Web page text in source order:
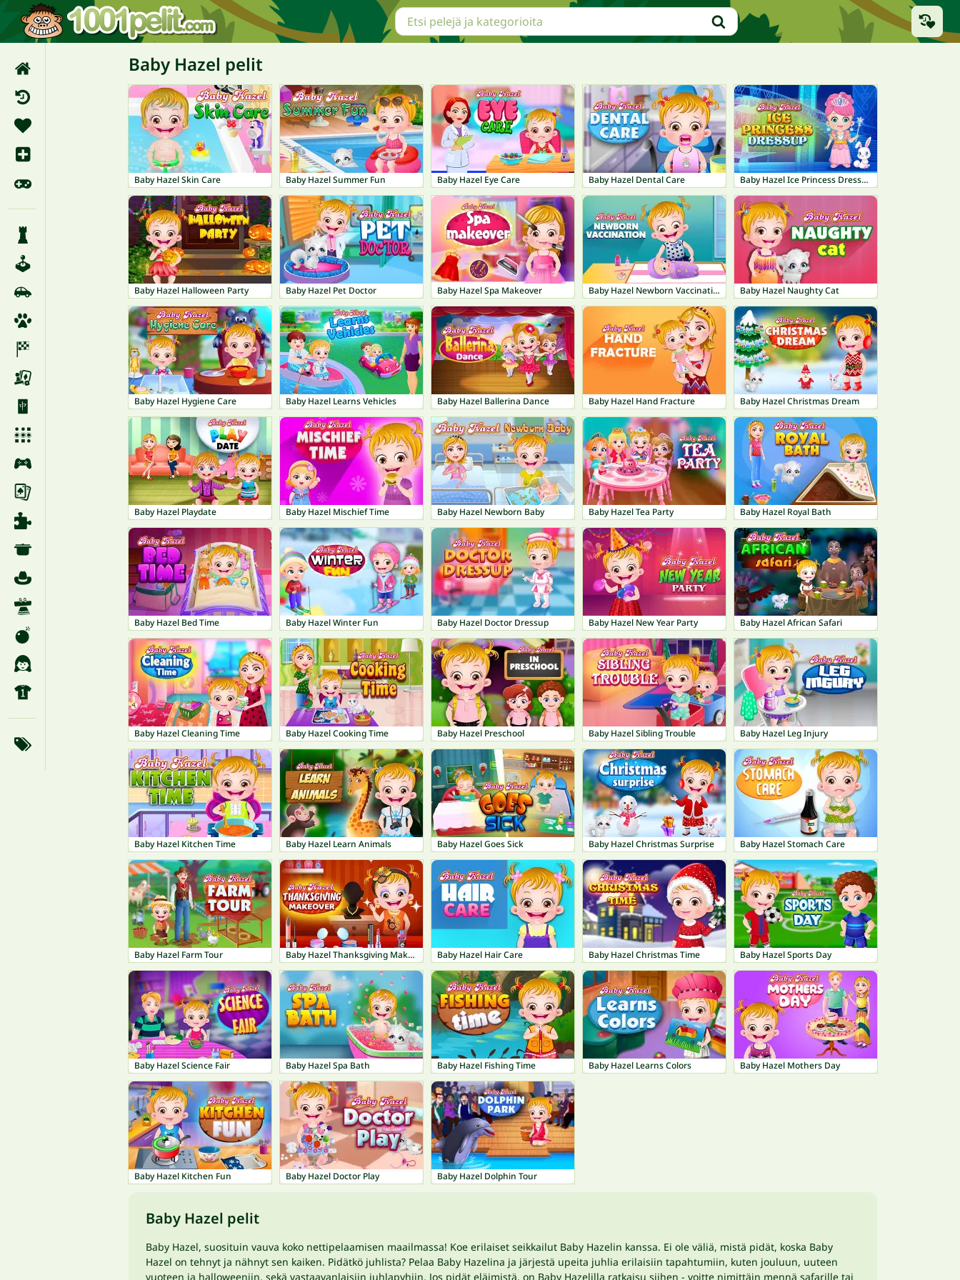
Baby Hazel pelit
Baby Hazel Skin Care Baby Hazel Summer Fun Baby Hazel Eye Care Baby Hazel Dental Care Baby Hazel Ice Princess Dressup
Baby Hazel Halloween Party Baby Hazel Pet Doctor Baby Hazel Spa Makeover Baby Hazel Newborn Vaccination Baby Hazel Naughty Cat
Baby Hazel Hygiene Care Baby Hazel Learns Vehicles Baby Hazel Ballerina Dance Baby Hazel Hand Fracture Baby Hazel Christmas Dream
Baby Hazel Playdate Baby Hazel Mischief Time Baby Hazel Newborn Baby Baby Hazel Tea Party Baby Hazel Royal Bath
Baby Hazel Bed Time Baby Hazel Winter Fun Baby Hazel Doctor Dressup Baby Hazel New Year Party Baby Hazel African Safari
Baby Hazel Cleaning Time Baby Hazel Cooking Time Baby Hazel Preschool Baby Hazel Sibling Trouble Baby Hazel Leg Injury
Baby Hazel Kitchen Time Baby Hazel Learn Animals Baby Hazel Goes Sick Baby Hazel Christmas Surprise Baby Hazel Stomach Care
Baby Hazel Farm Tour Baby Hazel Thanksgiving Makeover Baby Hazel Hair Care Baby Hazel Christmas Time Baby Hazel Sports Day
Baby Hazel Science Fair Baby Hazel Spa Bath Baby Hazel Fishing Time Baby Hazel Learns Colors Baby Hazel Mothers Day
Baby Hazel Kitchen Fun Baby Hazel Doctor Play Baby Hazel Dolphin Tour
Baby Hazel pelit
Baby Hazel, suosituin vauva koko nettipelaamisen maailmassa! Koe erilaiset seikkailut Baby Hazelin kanssa. Ei ole väliä, mistä pidät, koska Baby
Hazel on tehnyt ja nähnyt sen kaiken. Pidätkö juhlista? Pelaa Baby Hazelina ja järjestä upeita juhlia erilaisiin tapahtumiin, kuten jouluun, uuteen
vuoteen ja halloweeniin, sekä vastaavanlaisiin juhlapyhiin. Jos pidät eläimistä, on Baby Hazelilla ratkaisu siihen - voitte nimittäin mennä safarille tai